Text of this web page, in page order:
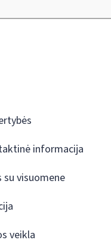
informacija
su visuomene
veikla